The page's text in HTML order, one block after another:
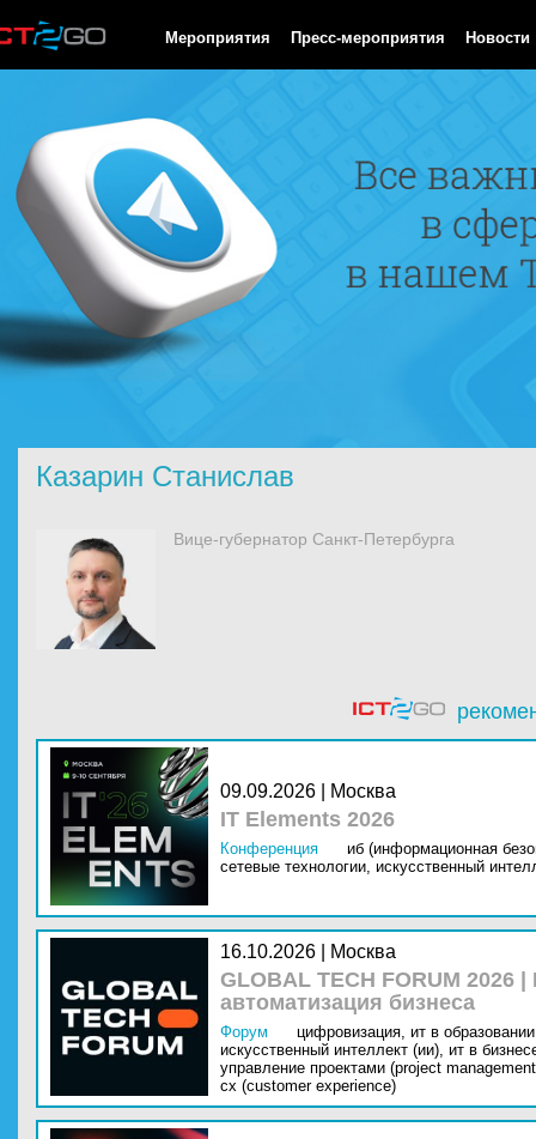
Мероприятия Пресс-мероприятия Новости
Казарин Станислав
Вице-губернатор Санкт‑Петербурга
09.09.2026 | Москва
IT Elements 2026
Конференция
иб (информационная
сетевые технологии, искусственный
16.10.2026 | Москва
GLOBAL TECH FORUM
автоматизация бизнеса
Форум цифровизация, ит в
искусственный интеллект (ии), ит в
управление проектами (project
cx (customer experience)